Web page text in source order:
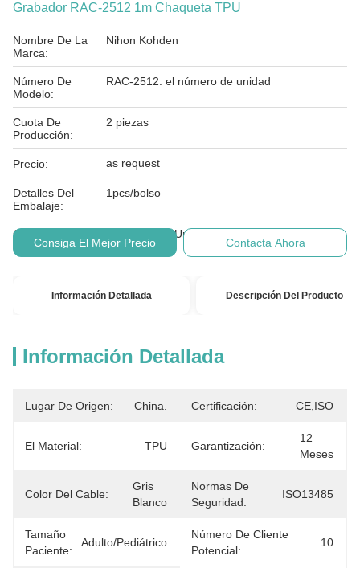
Grabador RAC-2512 1m Chaqueta TPU
Nombre De La
Marca:
Nihon Kohden
Número De
Modelo:
RAC-2512: el número de unidad
Cuota De
Producción:
2 piezas
Precio: as request
Detalles Del
Embalaje:
1pcs/bolso
Condiciones De
Pago:
T/T, Western Union,
Consiga El Mejor Precio Contacta Ahora
Información Detallada Descripción Del Producto
Información Detallada
Lugar De Origen: China. Certificación: CE,ISO
El Material: TPU Garantización:
12
Meses
Color Del Cable:
Gris
Blanco
Normas De
Seguridad:
ISO13485
Tamaño
Paciente:
Adulto/pediátrico
Número De Cliente
Potencial:
10